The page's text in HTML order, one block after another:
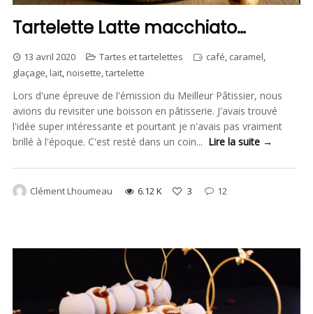
Tartelette Latte macchiato…
13 avril 2020 Tartes et tartelettes café, caramel,
glaçage,lait,noisette,tartelette
Lors d'une épreuve de l'émission du Meilleur Pâtissier, nous
avions du revisiter une boisson en pâtisserie. J'avais trouvé
l'idée super intéressante et pourtant je n'avais pas vraiment
brillé à l'époque. C'est resté dans un coin... Lire la suite →
Clément Lhoumeau 6.12 K 3 12